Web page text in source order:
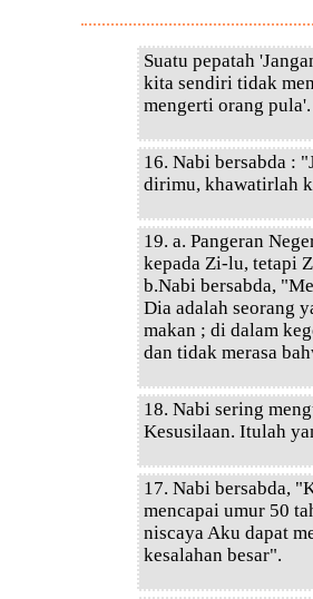
Suatu pepatah
kita sendiri tidak
mengerti orang pula'.
16. Nabi bersabda :
dirimu, khawatirlah
19. a. Pangeran
kepada Zi-lu, tetapi
b.Nabi bersabda,
Dia adalah seorang
makan ; di dalam
dan tidak merasa
18. Nabi sering
Kesusilaan. Itulah
17. Nabi bersabda,
mencapai umur 50
niscaya Aku dapat
kesalahan besar".